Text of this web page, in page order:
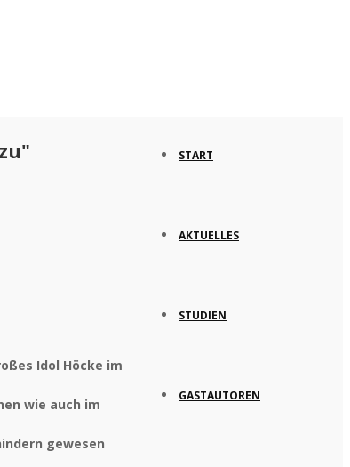
START
AKTUELLES
STUDIEN
GASTAUTOREN
Idol Höcke im
wie auch im
gewesen